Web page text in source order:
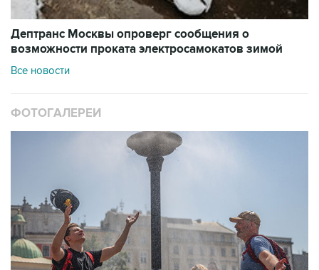
Дептранс Москвы опроверг сообщения о
возможности проката электросамокатов зимой
Все новости
ФОТОГАЛЕРЕИ